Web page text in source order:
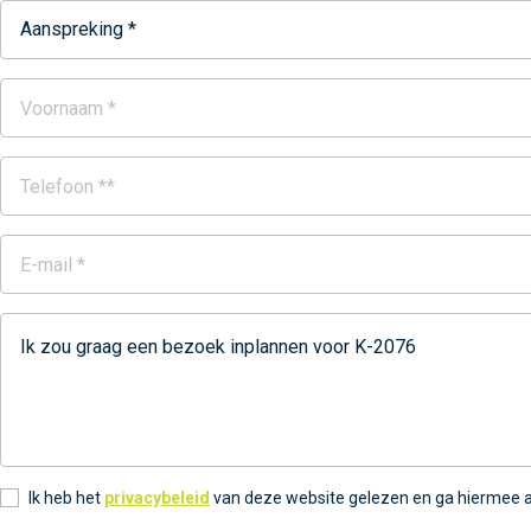
Aanspreking *
Ik heb het privacybeleid van deze website gelezen en ga hiermee